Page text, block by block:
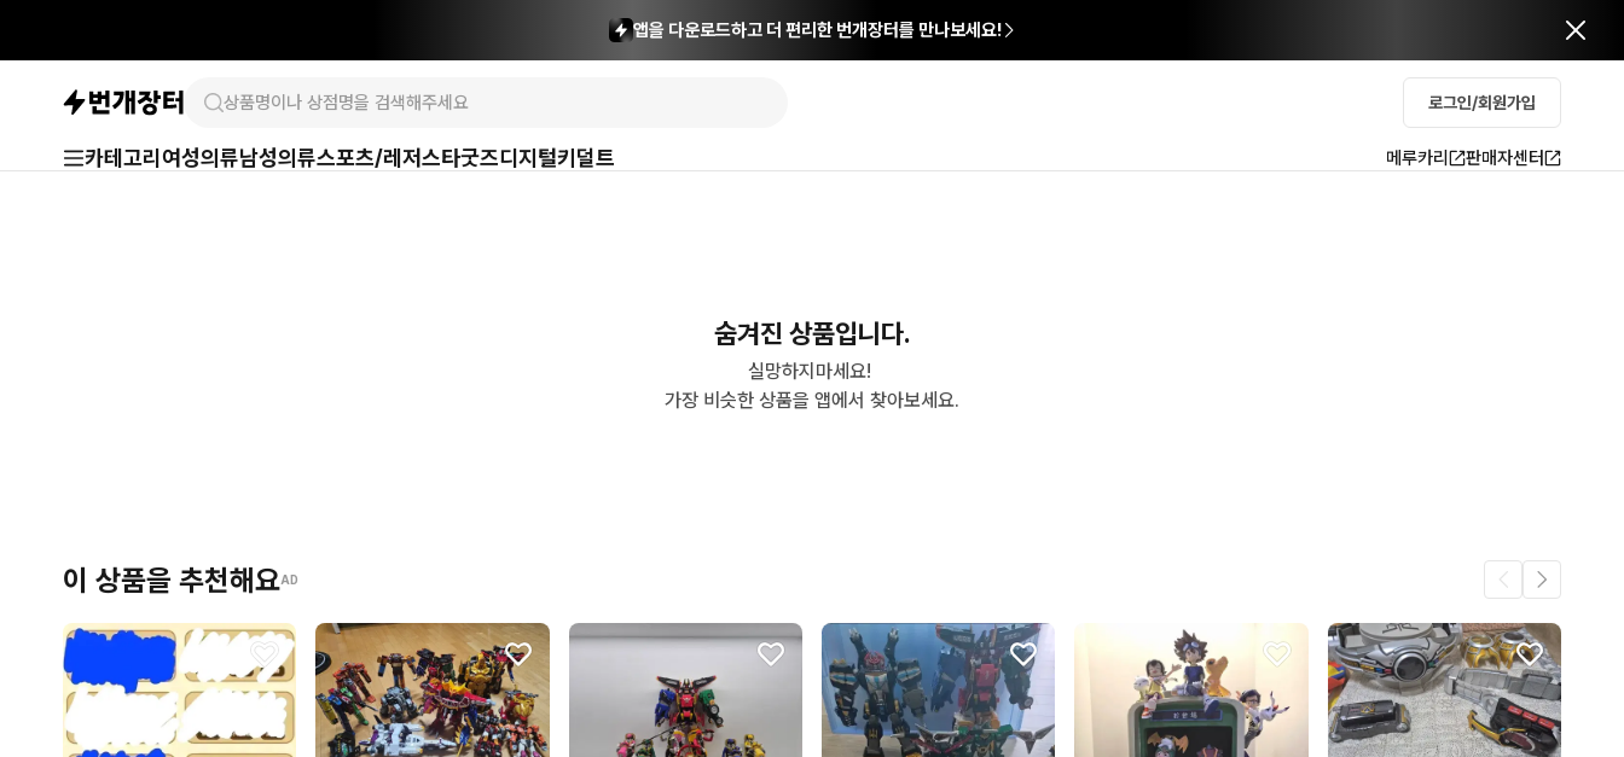
앱을 다운로드하고 더 편리한 번개장터를 만나보세요!
로그인/회원가입
카테고리 여성의류남성의류스포츠/레저스타굿즈디지털키덜트 메루카리 판매자센터
숨겨진 상품입니다.
실망하지마세요!
가장 비슷한 상품을 앱에서 찾아보세요.
이 상품을 추천해요AD